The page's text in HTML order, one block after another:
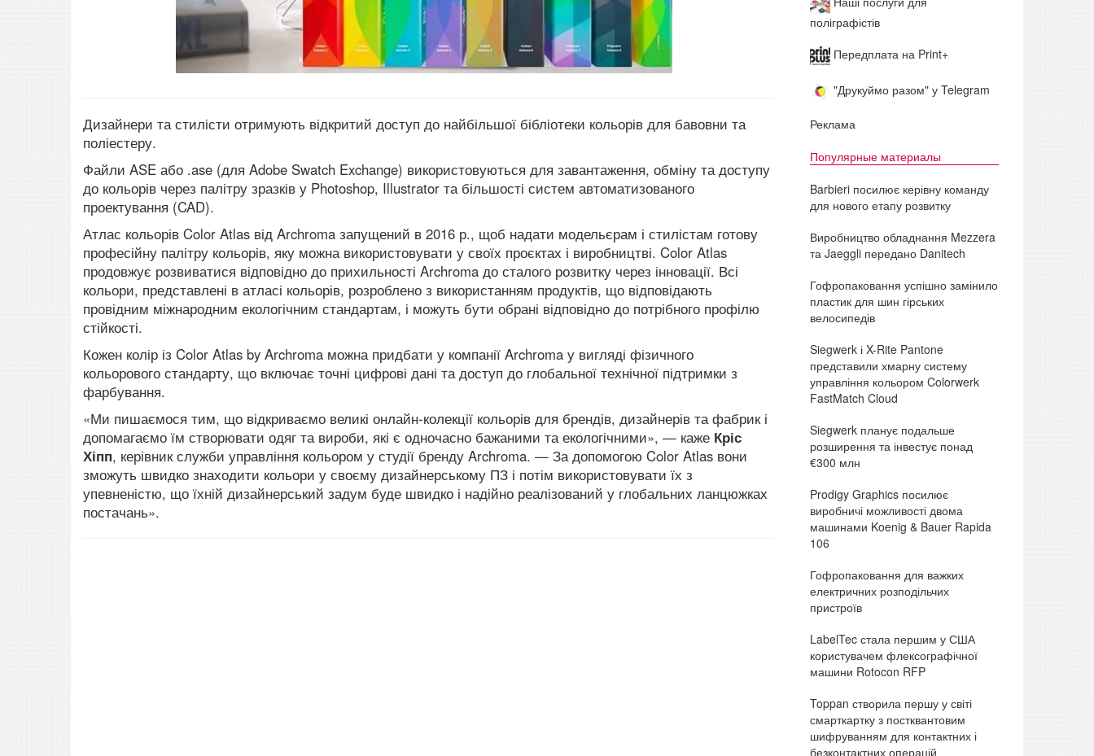
Дизайнери та стилісти отримують відкритий доступ до найбільшої бібліотеки кольорів для бавовни та
поліестеру.
Файли ASE або .ase (для Adobe Swatch Exchange) використовуються для завантаження, обміну та доступу
до кольорів через палітру зразків у Photoshop, Illustrator та більшості систем автоматизованого
проектування (CAD).
Атлас кольорів Color Atlas від Archroma запущений в 2016 р., щоб надати модельєрам і стилістам готову
професійну палітру кольорів, яку можна використовувати у своїх проєктах і виробництві. Color Atlas
продовжує розвиватися відповідно до прихильності Archroma до сталого розвитку через інновації. Всі
кольори, представлені в атласі кольорів, розроблено з використанням продуктів, що відповідають
провідним міжнародним екологічним стандартам, і можуть бути обрані відповідно до потрібного профілю
стійкості.
Кожен колір із Color Atlas by Archroma можна придбати у компанії Archroma у вигляді фізичного
кольорового стандарту, що включає точні цифрові дані та доступ до глобальної технічної підтримки з
фарбування.
«Ми пишаємося тим, що відкриваємо великі онлайн-колекції кольорів для брендів, дизайнерів та фабрик і
допомагаємо їм створювати одяг та вироби, які є одночасно бажаними та екологічними», — каже Кріс
Хіпп, керівник служби управління кольором у студії бренду Archroma. — За допомогою Color Atlas вони
зможуть швидко знаходити кольори у своєму дизайнерському ПЗ і потім використовувати їх з
упевненістю, що їхній дизайнерський задум буде швидко і надійно реалізований у глобальних ланцюжках
постачань».
поліграфістів
Передплата на Print+
"Друкуймо разом" у Telegram
Реклама
Популярные материалы
Barbieri посилює керівну команду
для нового етапу розвитку
Виробництво обладнання Mezzera
та Jaeggli передано Danitech
Гофропаковання успішно замінило
пластик для шин гірських
велосипедів
Siegwerk і X-Rite Pantone
представили хмарну систему
управління кольором Colorwerk
FastMatch Cloud
Siegwerk планує подальше
розширення та інвестує понад
€300 млн
Prodigy Graphics посилює
виробничі можливості двома
машинами Koenig & Bauer Rapida
106
Гофропаковання для важких
електричних розподільчих
пристроїв
LabelTec стала першим у США
користувачем флексографічної
машини Rotocon RFP
Toppan створила першу у світі
смарткартку з постквантовим
шифруванням для контактних і
безконтактних операцій